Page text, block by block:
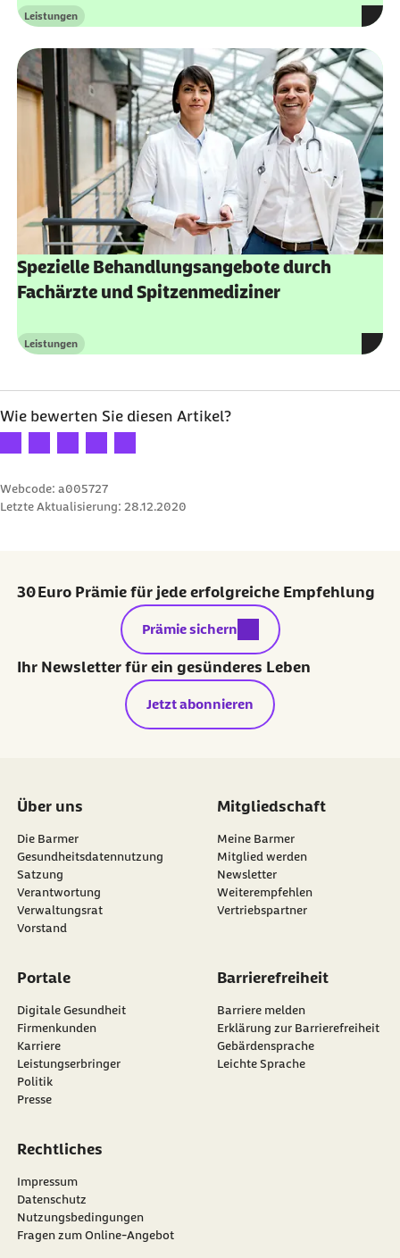
Kategorie
Leistungen
Spezielle Behandlungsangebote durch
Fachärzte und Spitzenmediziner
Kategorie
Leistungen
Wie bewerten Sie diesen Artikel?
Ihre Bewertung: 1 Stern
Ihre Bewertung: 2 Sterne
Ihre Bewertung: 3 Sterne
Ihre Bewertung: 4 Sterne
Ihre Bewertung: 5 Sterne
Webcode: a005727
Letzte Aktualisierung: 28.12.2020
30 Euro Prämie für jede erfolgreiche Empfehlung
externer Link:
Prämie sichern
Ihr Newsletter für ein gesünderes Leben
Jetzt abonnieren
Über uns
Die Barmer
Gesundheitsdatennutzung
Satzung
Verantwortung
Verwaltungsrat
Vorstand
Mitgliedschaft
Meine Barmer
Mitglied werden
Newsletter
externer Link:
Weiterempfehlen
Vertriebspartner
Portale
Digitale Gesundheit
Firmenkunden
Karriere
Leistungserbringer
Politik
Presse
Barrierefreiheit
Barriere melden
Erklärung zur Barrierefreiheit
Gebärdensprache
Leichte Sprache
Rechtliches
Impressum
Datenschutz
Nutzungsbedingungen
Fragen zum Online-Angebot